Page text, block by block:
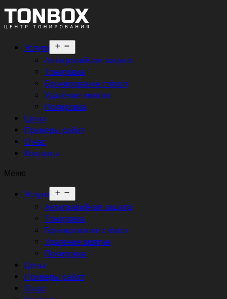
Услуги
меню
Антигравийная защита
Тонировка
Бронирование стёкол
Удаление вмятин
Полировка
Цены
Примеры работ
О нас
Контакты
Меню
Услуги
меню
Антигравийная защита
Тонировка
Бронирование стёкол
Удаление вмятин
Полировка
Цены
Примеры работ
О нас